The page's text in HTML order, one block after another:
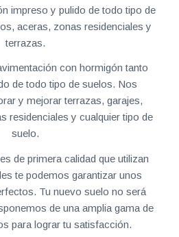
impreso y pulido de todo tipo de
aceras, zonas residenciales y
terrazas.
con hormigón tanto
de todo tipo de suelos. Nos
y mejorar terrazas, garajes,
residenciales y cualquier tipo de
suelo.
de primera calidad que utilizan
te podemos garantizar unos
Tu nuevo suelo no será
de una amplia gama de
para lograr tu satisfacción.